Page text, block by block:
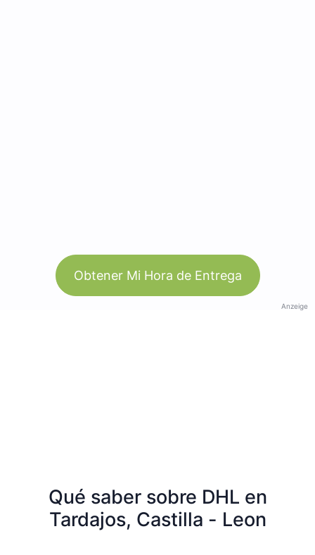
Obtener Mi Hora de Entrega
Anzeige
Qué saber sobre DHL en
Tardajos, Castilla - Leon